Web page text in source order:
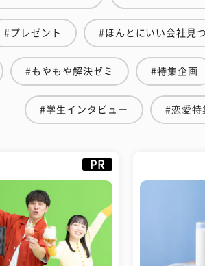
#プレゼント #ほんとにいい会社見
#もやもや解決ゼミ #特集企画
#学生インタビュー #恋愛特
PR